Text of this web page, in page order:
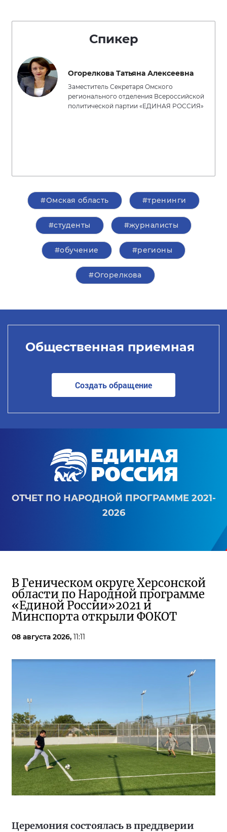
Спикер
Огорелкова Татьяна Алексеевна
Заместитель Секретаря Омского
регионального отделения Всероссийской
политической партии «ЕДИНАЯ РОССИЯ»
#Омская область #тренинги
#студенты #журналисты
#обучение #регионы
#Огорелкова
Общественная приемная
Создать обращение
ОТЧЕТ ПО НАРОДНОЙ ПРОГРАММЕ 2021-
2026
В Геническом округе Херсонской
области по Народной программе
«Единой России»2021 и
Минспорта открыли ФОКОТ
08 августа 2026, 11:11
Церемония состоялась в преддверии